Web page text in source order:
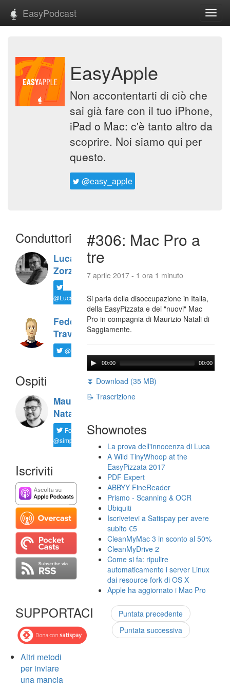
EasyPodcast
EasyApple
Non accontentarti di ciò che
sai già fare con il tuo iPhone,
iPad o Mac: c'è tanto altro da
scoprire. Noi siamo qui per
questo.
@easy_apple
Conduttori
Luca
Zorzi
@LucaTNT
Federico
Travaini
@ftrava
Ospiti
Maurizio
Natali
Follow
@simplemal
Iscriviti
SUPPORTACI
Altri metodi
per inviare
una mancia
#306: Mac Pro a
tre
7 aprile 2017 - 1 ora 1 minuto
Si parla della disoccupazione in Italia,
della EasyPizzata e dei "nuovi" Mac
Pro in compagnia di Maurizio Natali di
Saggiamente.
00:00 00:00
⏬ Download (35 MB)
📝 Trascrizione
Shownotes
La prova dell'innocenza di Luca
A Wild TinyWhoop at the
EasyPizzata 2017
PDF Expert
ABBYY FineReader
Prismo - Scanning & OCR
Ubiquiti
Iscrivetevi a Satispay per avere
subito €5
CleanMyMac 3 in sconto al 50%
CleanMyDrive 2
Come si fa: ripulire
automaticamente i server Linux
dai resource fork di OS X
Apple ha aggiornato i Mac Pro
Puntata precedente
Puntata successiva